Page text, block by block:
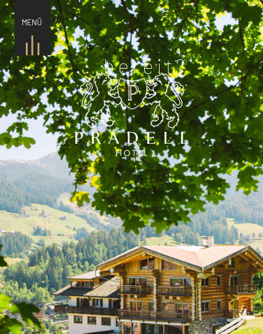
MENÜ
...bereit?